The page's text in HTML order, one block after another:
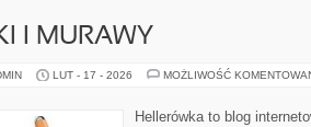
I MURAWY
LUT - 17 - 2026 MOŻLIWOŚĆ
Hellerówka to blog